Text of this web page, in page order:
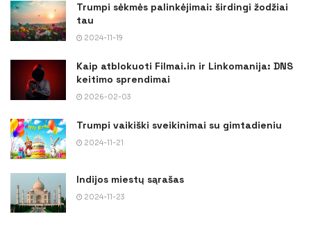
Trumpi sėkmės palinkėjimai: širdingi žodžiai
tau
2024-11-19
Kaip atblokuoti Filmai.in ir Linkomanija: DNS
keitimo sprendimai
2026-02-03
Trumpi vaikiški sveikinimai su gimtadieniu
2024-11-21
Indijos miestų sąrašas
2024-11-23